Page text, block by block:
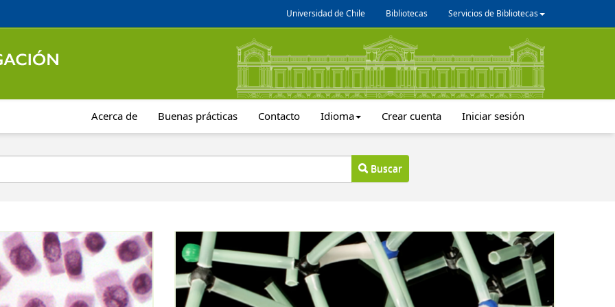
Universidad de Chile Bibliotecas Servicios de Bibliotecas
Acerca de Buenas prácticas Contacto Idioma Crear cuenta Iniciar sesión
Buscar